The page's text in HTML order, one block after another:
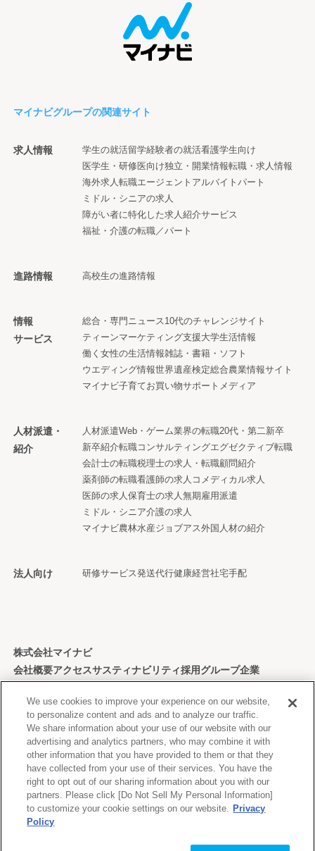
マイナビグループの関連サイト
求人情報 学生の就活留学経験者の就活看護学生向け
医学生・研修医向け独立・開業情報転職・求人情報
海外求人 転職エージェント アルバイト パート
ミドル・シニアの求人
障がい者に特化した求人紹介サービス
福祉・介護の転職／パート
進路情報 高校生の進路情報
情報
サービス
総合・専門ニュース 10代のチャレンジサイト
ティーンマーケティング支援大学生活情報
働く女性の生活情報雑誌・書籍・ソフト
ウエディング情報世界遺産検定総合農業情報サイト
マイナビ子育てお買い物サポートメディア
人材派遣・
紹介
人材派遣Web・ゲーム業界の転職20代・第二新卒
新卒紹介転職コンサルティングエグゼクティブ転職
会計士の転職税理士の求人・転職顧問紹介
薬剤師の転職看護師の求人 コメディカル求人
医師の求人 保育士の求人 無期雇用派遣
ミドル・シニア介護の求人
マイナビ農林水産ジョブアス外国人材の紹介
法人向け 研修サービス発送代行健康経営社宅手配
株式会社マイナビ
会社概要アクセスサスティナビリティ採用グループ企業
Copyright © Mynavi Corporation
We use cookies to improve your experience on our website,
to personalize content and ads and to analyze our traffic.
We share information about your use of our website with our
advertising and analytics partners, who may combine it with
other information that you have provided to them or that they
have collected from your use of their services. You have the
right to opt out of our sharing information about you with our
partners. Please click [Do Not Sell My Personal Information]
to customize your cookie settings on our website. Privacy
Policy